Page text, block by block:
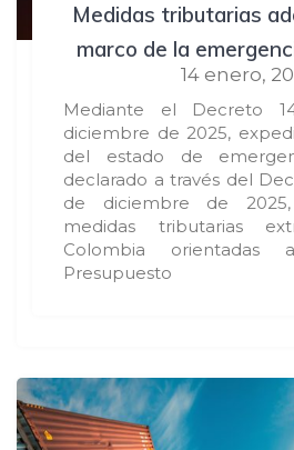
Medidas tributarias
marco de la
14 enero,
Mediante el Decreto
diciembre de 2025,
del estado de
declarado a través del
de diciembre de
medidas tributarias
Colombia
Presupuesto